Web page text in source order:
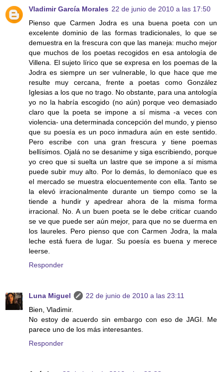
Vladimir García Morales 22 de junio de 2010 a las 17:50
Pienso que Carmen Jodra es una buena poeta con un
excelente dominio de las formas tradicionales, lo que se
demuestra en la frescura con que las maneja: mucho mejor
que muchos de los poetas recogidos en esa antología de
Villena. El sujeto lírico que se expresa en los poemas de la
Jodra es siempre un ser vulnerable, lo que hace que me
resulte muy cercana, frente a poetas como González
Iglesias a los que no trago. No obstante, para una antología
yo no la habría escogido (no aún) porque veo demasiado
claro que la poeta se impone a sí misma -a veces con
violencia- una determinada concepción del mundo, y pienso
que su poesía es un poco inmadura aún en este sentido.
Pero escribe con una gran frescura y tiene poemas
bellísimos. Ojalá no se desanime y siga escribiendo, porque
yo creo que si suelta un lastre que se impone a sí misma
puede subir muy alto. Por lo demás, lo demoníaco que es
el mercado se muestra elocuentemente con ella. Tanto se
la elevó irracionalmente durante un tiempo como se la
tiende a hundir y apedrear ahora de la misma forma
irracional. No. A un buen poeta se le debe criticar cuando
se ve que puede ser aún mejor, para que no se duerma en
los laureles. Pero pienso que con Carmen Jodra, la mala
leche está fuera de lugar. Su poesía es buena y merece
leerse.
Responder
Luna Miguel
22 de junio de 2010 a las 23:11
Bien, Vladimir.
No estoy de acuerdo sin embargo con eso de JAGI. Me
parece uno de los más interesantes.
Responder